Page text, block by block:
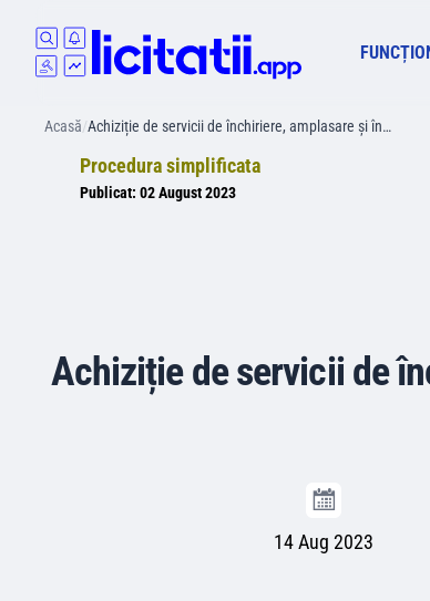
Acasă/Achiziție de servicii de închiriere, amplasare și în…
Procedura simplificata
Publicat: 02 August 2023
Achiziție de servicii de
14 Aug 2023